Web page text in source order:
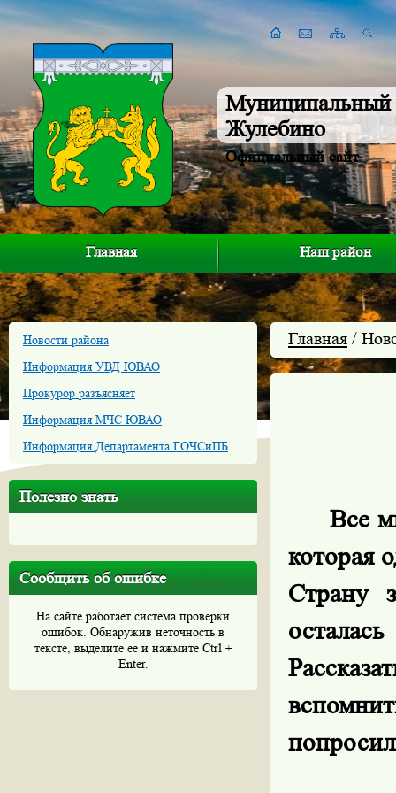
Муниципальный
Жулебино
Официальный сайт
Главная Наш район
Новости района
Информация УВД ЮВАО
Прокурор разъясняет
Информация МЧС ЮВАО
Информация Департамента ГОЧСиПБ
Полезно знать
Сообщить об ошибке
На сайте работает система проверки
ошибок. Обнаружив неточность в
тексте, выделите ее и нажмите Ctrl +
Enter.
Главная /
Все
которая
Страну